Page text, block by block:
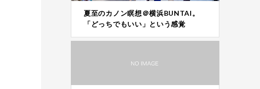
夏至のカノン瞑想＠横浜BUNTAI。
「どっちでもいい」という感覚